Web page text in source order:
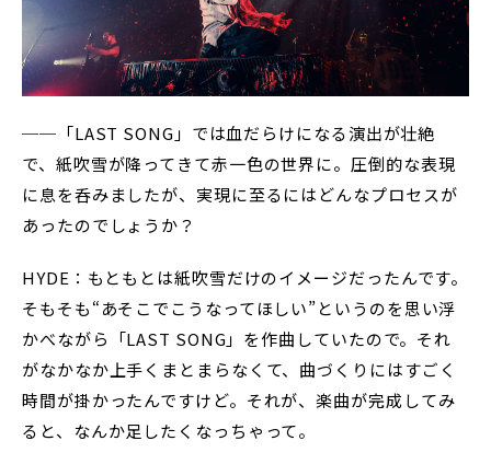
──「LAST SONG」では血だらけになる演出が壮絶
で、紙吹雪が降ってきて赤一色の世界に。圧倒的な表現
に息を呑みましたが、実現に至るにはどんなプロセスが
あったのでしょうか？
HYDE：もともとは紙吹雪だけのイメージだったんです。
そもそも“あそこでこうなってほしい”というのを思い浮
かべながら「LAST SONG」を作曲していたので。それ
がなかなか上手くまとまらなくて、曲づくりにはすごく
時間が掛かったんですけど。それが、楽曲が完成してみ
ると、なんか足したくなっちゃって。